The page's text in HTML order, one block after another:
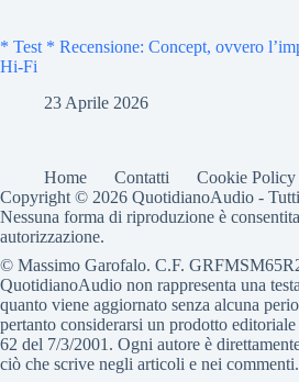
* Test * Recensione: Concept, ovvero
Hi-Fi
23 Aprile 2026
Home Contatti Cookie
Copyright © 2026 QuotidianoAudio -
Nessuna forma di riproduzione è
autorizzazione.
© Massimo Garofalo. C.F.
QuotidianoAudio non rappresenta una
quanto viene aggiornato senza alcuna
pertanto considerarsi un prodotto
62 del 7/3/2001. Ogni autore è
ciò che scrive negli articoli e nei commenti.